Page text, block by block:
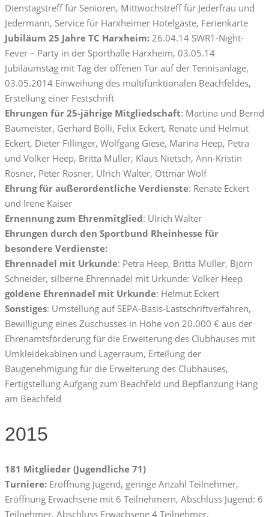
Dienstagstreff für Senioren, Mittwochstreff für Jederfrau und
Jedermann, Service für Harxheimer Hotelgäste, Ferienkarte
Jubiläum 25 Jahre TC Harxheim: 26.04.14 SWR1-Night-
Fever – Party in der Sporthalle Harxheim, 03.05.14
Jubiläumstag mit Tag der offenen Tür auf der Tennisanlage,
03.05.2014 Einweihung des multifunktionalen Beachfeldes,
Erstellung einer Festschrift
Ehrungen für 25-jährige Mitgliedschaft: Martina und Bernd
Baumeister, Gerhard Bölli, Felix Eckert, Renate und Helmut
Eckert, Dieter Fillinger, Wolfgang Giese, Marina Heep, Petra
und Volker Heep, Britta Müller, Klaus Nietsch, Ann-Kristin
Rosner, Peter Rosner, Ulrich Walter, Ottmar Wolf
Ehrung für außerordentliche Verdienste: Renate Eckert
und Irene Kaiser
Ernennung zum Ehrenmitglied: Ulrich Walter
Ehrungen durch den Sportbund Rheinhesse für
besondere Verdienste:
Ehrennadel mit Urkunde: Petra Heep, Britta Müller, Björn
Schneider, silberne Ehrennadel mit Urkunde: Volker Heep
goldene Ehrennadel mit Urkunde: Helmut Eckert
Sonstiges: Umstellung auf SEPA-Basis-Lastschriftverfahren,
Bewilligung eines Zuschusses in Höhe von 20.000 € aus der
Ehrenamtsförderung für die Erweiterung des Clubhauses mit
Umkleidekabinen und Lagerraum, Erteilung der
Baugenehmigung für die Erweiterung des Clubhauses,
Fertigstellung Aufgang zum Beachfeld und Bepflanzung Hang
am Beachfeld
2015
181 Mitglieder (Jugendliche 71)
Turniere: Eröffnung Jugend, geringe Anzahl Teilnehmer,
Eröffnung Erwachsene mit 6 Teilnehmern, Abschluss Jugend: 6
Teilnehmer, Abschluss Erwachsene 4 Teilnehmer,